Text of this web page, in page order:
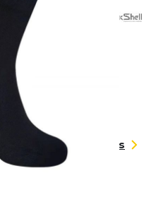
Thin
Guide des tailles